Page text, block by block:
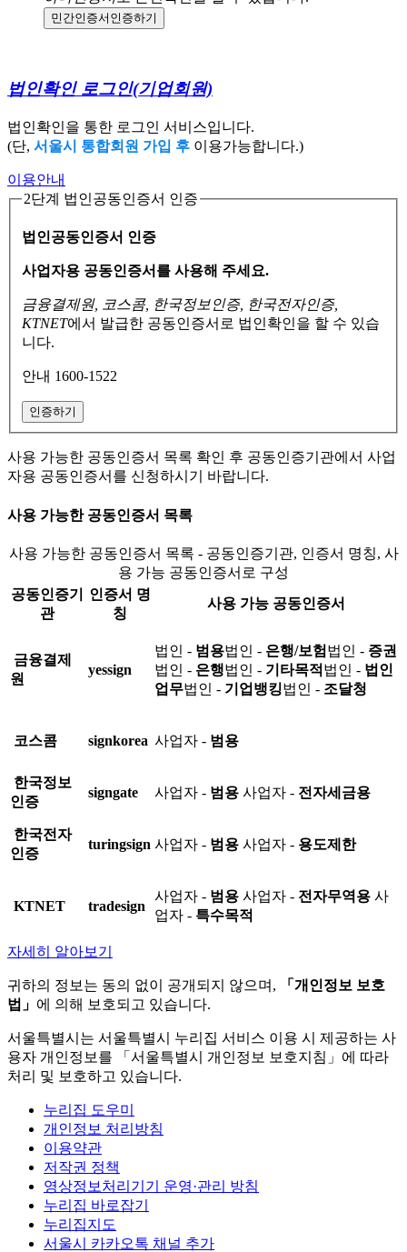
민간인증서 인증하기
법인확인 로그인(기업회원)
법인확인을 통한 로그인 서비스입니다.
(단, 서울시 통합회원 가입 후 이용가능합니다.)
이용안내
2단계 법인공동인증서 인증
법인공동인증서 인증
사업자용 공동인증서를 사용해 주세요.
금융결제원, 코스콤, 한국정보인증, 한국전자인증,
KTNET에서 발급한 공동인증서로 법인확인을 할 수 있습
니다.
안내 1600-1522
인증하기
사용 가능한 공동인증서 목록 확인 후 공동인증기관에서 사업
자용 공동인증서를 신청하시기 바랍니다.
사용 가능한 공동인증서 목록
사용 가능한 공동인증서 목록 - 공동인증기관, 인증서 명칭, 사
용 가능 공동인증서로 구성
공동인증기
관
인증서 명
칭
사용 가능 공동인증서
금융결제
원
yessign
법인 - 범용법인 - 은행/보험 법인 - 증권
법인 - 은행법인 - 기타목적 법인 - 법인
업무법인 - 기업뱅킹법인 - 조달청
코스콤 signkorea 사업자 - 범용
한국정보
인증
signgate 사업자 - 범용 사업자 - 전자세금용
한국전자
인증
turingsign 사업자 - 범용 사업자 - 용도제한
KTNET tradesign
사업자 - 범용 사업자 - 전자무역용 사
업자 - 특수목적
자세히 알아보기
귀하의 정보는 동의 없이 공개되지 않으며,
「개인정보 보호
법」 에 의해 보호되고 있습니다.
서울특별시는 서울특별시 누리집 서비스 이용 시 제공하는 사
용자 개인정보를 「서울특별시 개인정보 보호지침」에 따라
처리 및 보호하고 있습니다.
누리집 도우미
개인정보 처리방침
이용약관
저작권 정책
영상정보처리기기 운영·관리 방침
누리집 바로잡기
누리집지도
서울시 카카오톡 채널 추가